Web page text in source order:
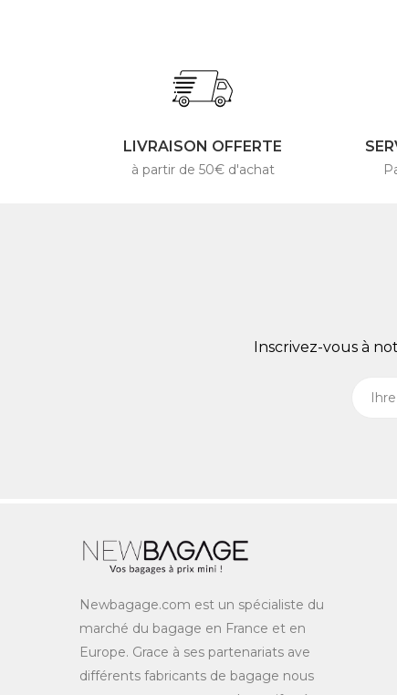
LIVRAISON OFFERTE
à partir de 50€ d'achat
Inscrivez-vous à
Newbagage.com est un spécialiste du
marché du bagage en France et en
Europe. Grace à ses partenariats ave
différents fabricants de bagage nous